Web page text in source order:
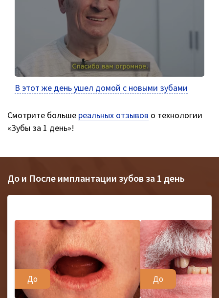
В этот же день ушел домой с новыми зубами
Смотрите больше реальных отзывов о технологии
«Зубы за 1 день»!
До и После имплантации зубов за 1 день
До До